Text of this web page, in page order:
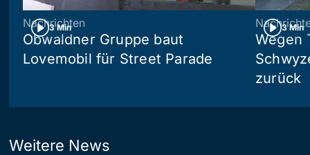
3 Min
Nachrichten
Obwaldner Gruppe baut
Lovemobil für Street Parade
3 Min
Wegen
zurück
Weitere News